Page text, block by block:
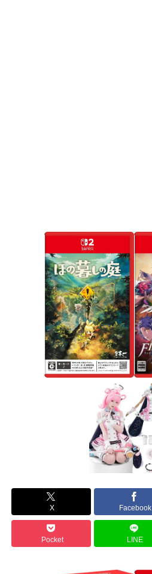
X Facebook
Pocket LINE